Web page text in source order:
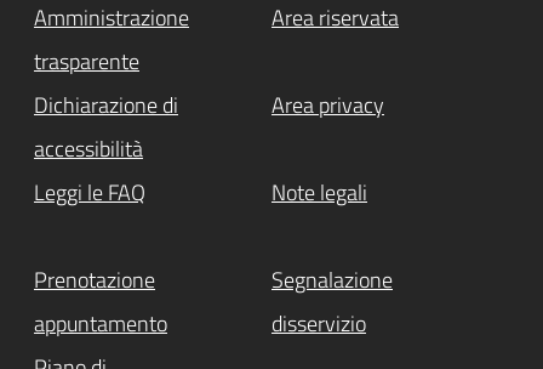
Amministrazione
trasparente
Area riservata
Dichiarazione di
accessibilità
Area privacy
Leggi le FAQ Note legali
Prenotazione
appuntamento
Segnalazione
disservizio